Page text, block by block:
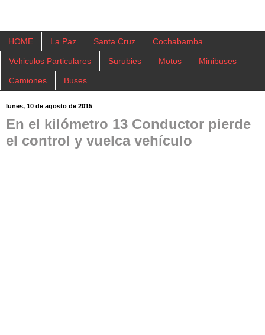
HOME La Paz Santa Cruz Cochabamba
Vehiculos Particulares Surubies Motos Minibuses
Camiones Buses
lunes, 10 de agosto de 2015
En el kilómetro 13 Conductor pierde
el control y vuelca vehículo